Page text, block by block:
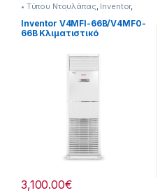
• Tύπου Ντουλάπας, Inventor,
Κλιματιστικά
Inventor V4MFI-66B/V4MF0-
66B Κλιματιστικό
3,100.00€